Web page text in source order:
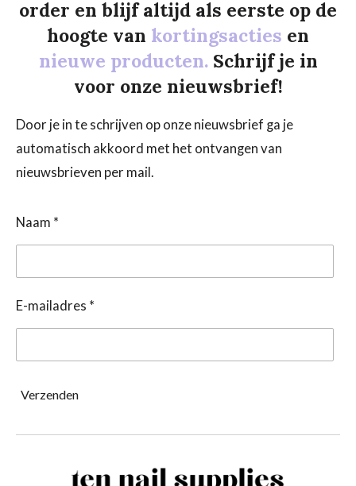
order en blijf altijd als eerste op de
hoogte van kortingsacties en
nieuwe producten. Schrijf je in
voor onze nieuwsbrief!
Door je in te schrijven op onze nieuwsbrief ga je
automatisch akkoord met het ontvangen van
nieuwsbrieven per mail.
Naam *
E-mailadres *
Verzenden